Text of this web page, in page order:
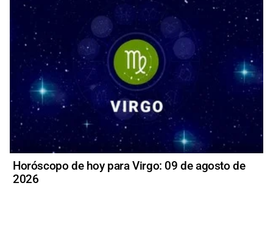
Horóscopo de hoy para Virgo: 09 de agosto de
2026